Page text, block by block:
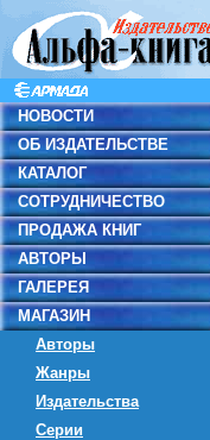
НОВОСТИ
ОБ ИЗДАТЕЛЬСТВЕ
КАТАЛОГ
СОТРУДНИЧЕСТВО
ПРОДАЖА КНИГ
АВТОРЫ
ГАЛЕРЕЯ
МАГАЗИН
Авторы
Жанры
Издательства
Серии